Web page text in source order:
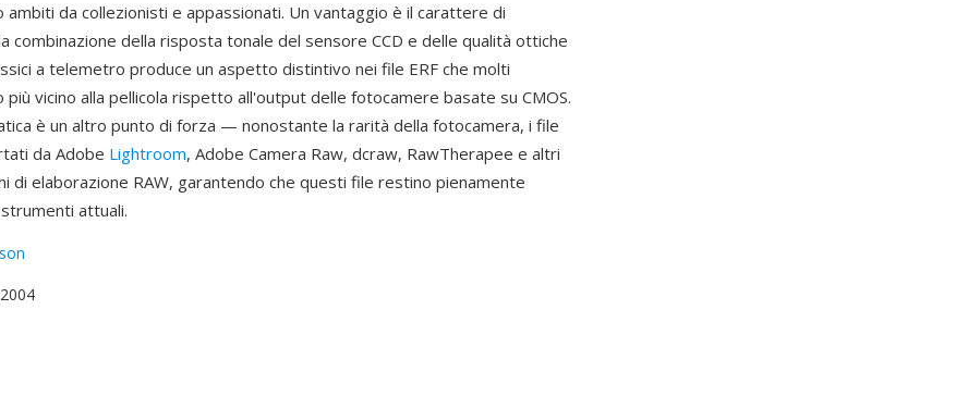
da collezionisti e appassionati. Un vantaggio è il carattere di
combinazione della risposta tonale del sensore CCD e delle qualità ottiche
a telemetro produce un aspetto distintivo nei file ERF che molti
vicino alla pellicola rispetto all'output delle fotocamere basate su CMOS.
è un altro punto di forza — nonostante la rarità della fotocamera, i file
da Adobe Lightroom, Adobe Camera Raw, dcraw, RawTherapee e altri
di elaborazione RAW, garantendo che questi file restino pienamente
attuali.